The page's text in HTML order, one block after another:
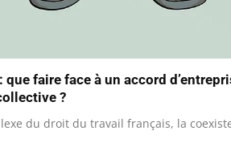
que faire face à un accord
?
du droit du travail français, la